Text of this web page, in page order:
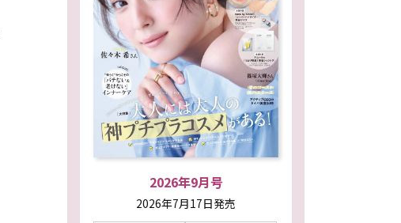
2026年9月号
2026年7月17日発売